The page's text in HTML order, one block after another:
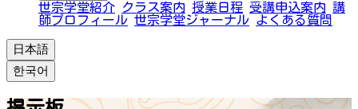
世宗学堂紹介 クラス案内 授業日程 受講申込案内 講
師プロフィール 世宗学堂ジャーナル よくある質問
日本語
한국어